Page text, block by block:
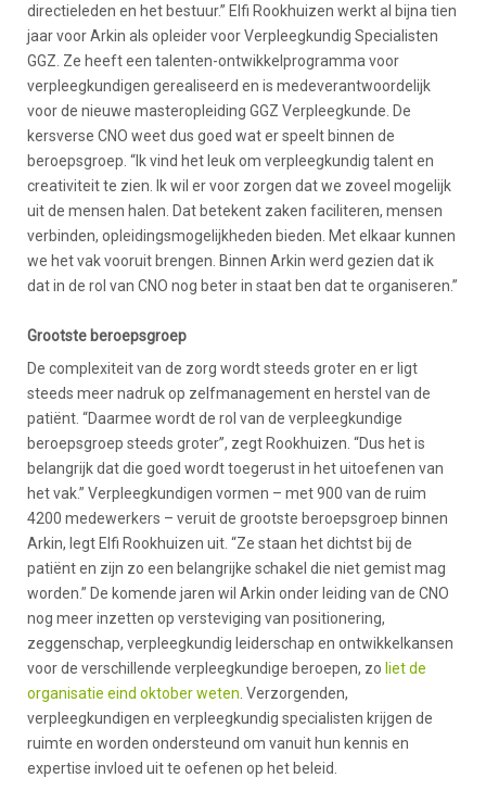
directieleden en het bestuur.” Elfi Rookhuizen werkt al bijna tien
jaar voor Arkin als opleider voor Verpleegkundig Specialisten
GGZ. Ze heeft een talenten-ontwikkelprogramma voor
verpleegkundigen gerealiseerd en is medeverantwoordelijk
voor de nieuwe masteropleiding GGZ Verpleegkunde. De
kersverse CNO weet dus goed wat er speelt binnen de
beroepsgroep. “Ik vind het leuk om verpleegkundig talent en
creativiteit te zien. Ik wil er voor zorgen dat we zoveel mogelijk
uit de mensen halen. Dat betekent zaken faciliteren, mensen
verbinden, opleidingsmogelijkheden bieden. Met elkaar kunnen
we het vak vooruit brengen. Binnen Arkin werd gezien dat ik
dat in de rol van CNO nog beter in staat ben dat te organiseren.”
Grootste beroepsgroep
De complexiteit van de zorg wordt steeds groter en er ligt
steeds meer nadruk op zelfmanagement en herstel van de
patiënt. “Daarmee wordt de rol van de verpleegkundige
beroepsgroep steeds groter”, zegt Rookhuizen. “Dus het is
belangrijk dat die goed wordt toegerust in het uitoefenen van
het vak.” Verpleegkundigen vormen – met 900 van de ruim
4200 medewerkers – veruit de grootste beroepsgroep binnen
Arkin, legt Elfi Rookhuizen uit. “Ze staan het dichtst bij de
patiënt en zijn zo een belangrijke schakel die niet gemist mag
worden.” De komende jaren wil Arkin onder leiding van de CNO
nog meer inzetten op versteviging van positionering,
zeggenschap, verpleegkundig leiderschap en ontwikkelkansen
voor de verschillende verpleegkundige beroepen, zo liet de
organisatie eind oktober weten . Verzorgenden,
verpleegkundigen en verpleegkundig specialisten krijgen de
ruimte en worden ondersteund om vanuit hun kennis en
expertise invloed uit te oefenen op het beleid.